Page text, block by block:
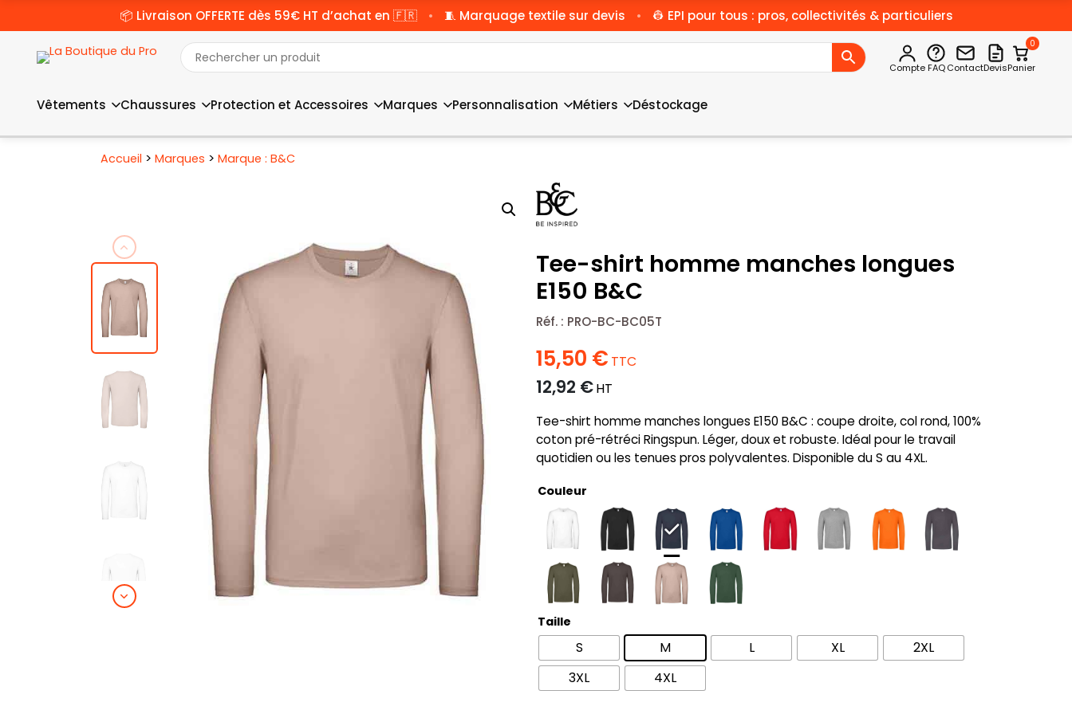
📦 Livraison OFFERTE dès 59€ HT d’achat en 🇫🇷 • 🧵 Marquage textile sur devis • 👷 EPI pour tous : pros, collectivités & particuliers
Compte FAQContactDevis
0
Panier
Vêtements Chaussures Protection et Accessoires Marques Personnalisation Métiers Déstockage
Accueil > Marques > Marque : B&C
Tee-shirt homme manches longues
E150 B&C
Réf. : PRO-BC-BC05T
15,50 € TTC
12,92 €HT
Tee-shirt homme manches longues E150 B&C : coupe droite, col rond, 100%
coton pré-rétréci Ringspun. Léger, doux et robuste. Idéal pour le travail
quotidien ou les tenues pros polyvalentes. Disponible du S au 4XL.
Couleur
Taille
S M L XL
2XL
3XL
4XL